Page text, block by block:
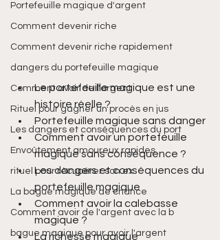
Portefeuille magique d'argent
Comment devenir riche
Comment devenir riche rapidement
dangers du portefeuille magique
Comment avoir de l'argent
Rituel pour gagner un procès en jus
Les dangers et conséquences du port
Envoûtement amoureux rapides
rituel pour récupérer son ex
La bague magique de chance
Comment avoir de l'argent avec la b
bague magique pour avoir l'argent
Le portefeuille magique est une
histoire réelle ?
Portefeuille magique sans danger
Comment avoir un portefeuille
magique sans conséquence ?
Les dangers et conséquences du
portefeuille magique
Comment avoir la calebasse
magique ?
La richesse magique